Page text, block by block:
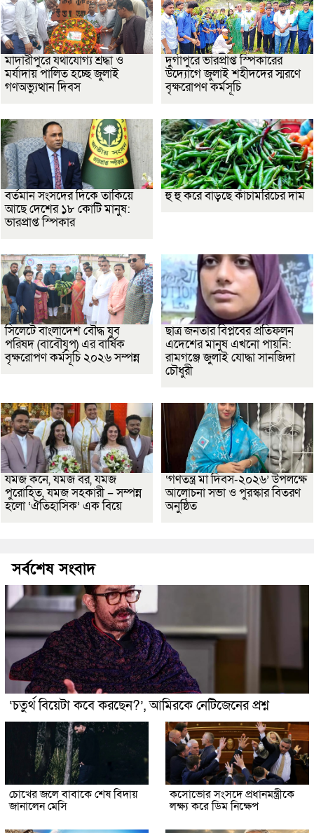
মাদারীপুরে যথাযোগ্য শ্রদ্ধা ও
মর্যাদায় পালিত হচ্ছে জুলাই
গণঅভ্যুত্থান দিবস
দুর্গাপুরে ভারপ্রাপ্ত স্পিকারের
উদ্যোগে জুলাই শহীদদের স্মরণে
বৃক্ষরোপণ কর্মসূচি
বর্তমান সংসদের দিকে তাকিয়ে
আছে দেশের ১৮ কোটি মানুষ:
ভারপ্রাপ্ত স্পিকার
হু হু করে বাড়ছে কাঁচামরিচের দাম
সিলেটে বাংলাদেশ বৌদ্ধ যুব
পরিষদ (বাবৌযুপ) এর বার্ষিক
বৃক্ষরোপণ কর্মসূচি ২০২৬ সম্পন্ন
ছাত্র জনতার বিপ্লবের প্রতিফলন
এদেশের মানুষ এখনো পায়নি:
রামগঞ্জে জুলাই যোদ্ধা সানজিদা
চৌধুরী
যমজ কনে, যমজ বর, যমজ
পুরোহিত, যমজ সহকারী – সম্পন্ন
হলো ‘ঐতিহাসিক’ এক বিয়ে
‘গণতন্ত্র মা দিবস-২০২৬’ উপলক্ষে
আলোচনা সভা ও পুরস্কার বিতরণ
অনুষ্ঠিত
সর্বশেষ সংবাদ
‘চতুর্থ বিয়েটা কবে করছেন?’, আমিরকে নেটিজেনের প্রশ্ন
চোখের জলে বাবাকে শেষ বিদায়
জানালেন মেসি
কসোভোর সংসদে প্রধানমন্ত্রীকে
লক্ষ্য করে ডিম নিক্ষেপ